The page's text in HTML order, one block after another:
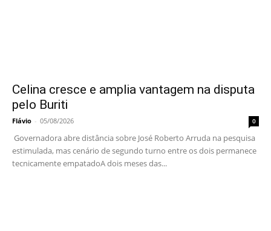
Celina cresce e amplia vantagem na disputa
pelo Buriti
Flávio - 05/08/2026 0
Governadora abre distância sobre José Roberto Arruda na pesquisa
estimulada, mas cenário de segundo turno entre os dois permanece
tecnicamente empatadoA dois meses das...